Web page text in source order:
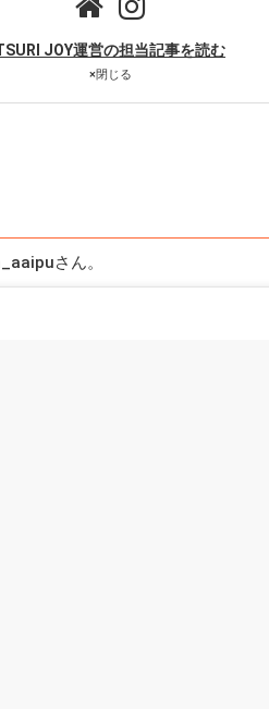
JOY運営の担当記事を読む
×閉じる
さん。